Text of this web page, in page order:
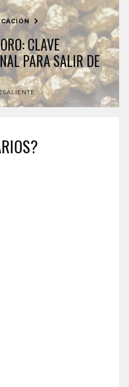
CLAVE
PARA SALIR DE